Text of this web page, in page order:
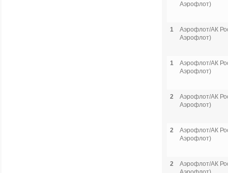
Аэрофлот)
1
Аэрофлот/АК
Аэрофлот)
1
Аэрофлот/АК
Аэрофлот)
2
Аэрофлот/АК
Аэрофлот)
2
Аэрофлот/АК
Аэрофлот)
2
Аэрофлот/АК